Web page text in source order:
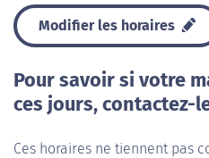
Modifier les horaires
Pour savoir si votre
ces jours, contactez-
Ces horaires ne tiennent pas